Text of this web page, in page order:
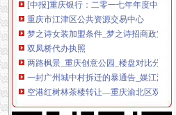
梦之诗女装加盟条件_梦之诗招商政策_
双凤桥代办执照
两路枫景_重庆创意公园_楼盘对比分析-
一封广州城中村拆迁的暴通告_媒江湖_论
空港红树林茶楼转让—重庆渝北区双凤桥
王宏义信用查询_王宏义法人/相关公司
渝北区兴隆镇龙平等（2）个村土地整理
两路代办执照